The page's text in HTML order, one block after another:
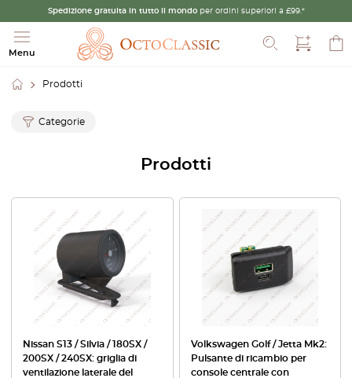
Spedizione gratuita in tutto il mondo per ordini superiori a £99.*
Menu
Cerca
Prodotti
Categorie
Prodotti
Nissan S13 / Silvia / 180SX /
200SX / 240SX: griglia di
ventilazione laterale del
Volkswagen Golf / Jetta Mk2:
Pulsante di ricambio per
console centrale con